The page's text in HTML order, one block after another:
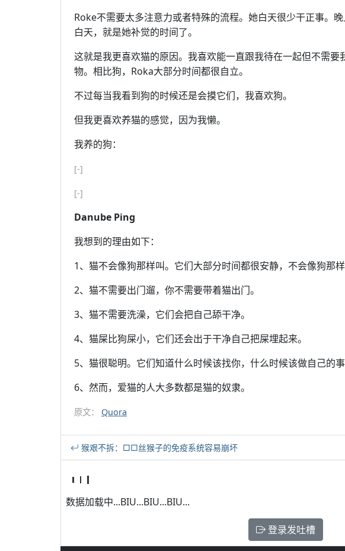
Roke不需要太多注意力或者特殊的流程。她白天很少干正事。
白天，就是她补觉的时间了。
这就是我更喜欢猫的原因。我喜欢能一直跟我待在一起但不需要
物。相比狗，Roka大部分时间都很自立。
不过每当我看到狗的时候还是会摸它们，我喜欢狗。
但我更喜欢养猫的感觉，因为我懒。
我养的狗：
[-]
[-]
Danube Ping
我想到的理由如下：
1、猫不会像狗那样叫。它们大部分时间都很安静，不会像狗那样
2、猫不需要出门遛，你不需要带着猫出门。
3、猫不需要洗澡，它们会把自己舔干净。
4、猫屎比狗屎小，它们还会出于干净自己把屎埋起来。
5、猫很聪明。它们知道什么时候该找你，什么时候该做自己的事
6、然而，爱猫的人大多数都是猫的奴隶。
原文： Quora
猴艰不拆：□□丝猴子的免疫系统容易崩坏
数据加载中...BIU...BIU...BIU...
登录发吐槽